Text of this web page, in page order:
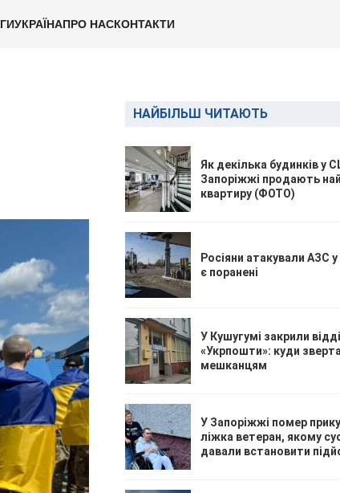
УКРАЇНАПРО НАСКОНТАКТИ
НАЙБІЛЬШ ЧИТАЮТЬ
Як декілька будинків у
Запоріжжі продають
квартиру (ФОТО)
Росіяни атакували АЗС
є поранені
У Кушугумі закрили
«Укрпошти»: куди
мешканцям
У Запоріжжі помер
ліжка ветеран, якому
давали встановити